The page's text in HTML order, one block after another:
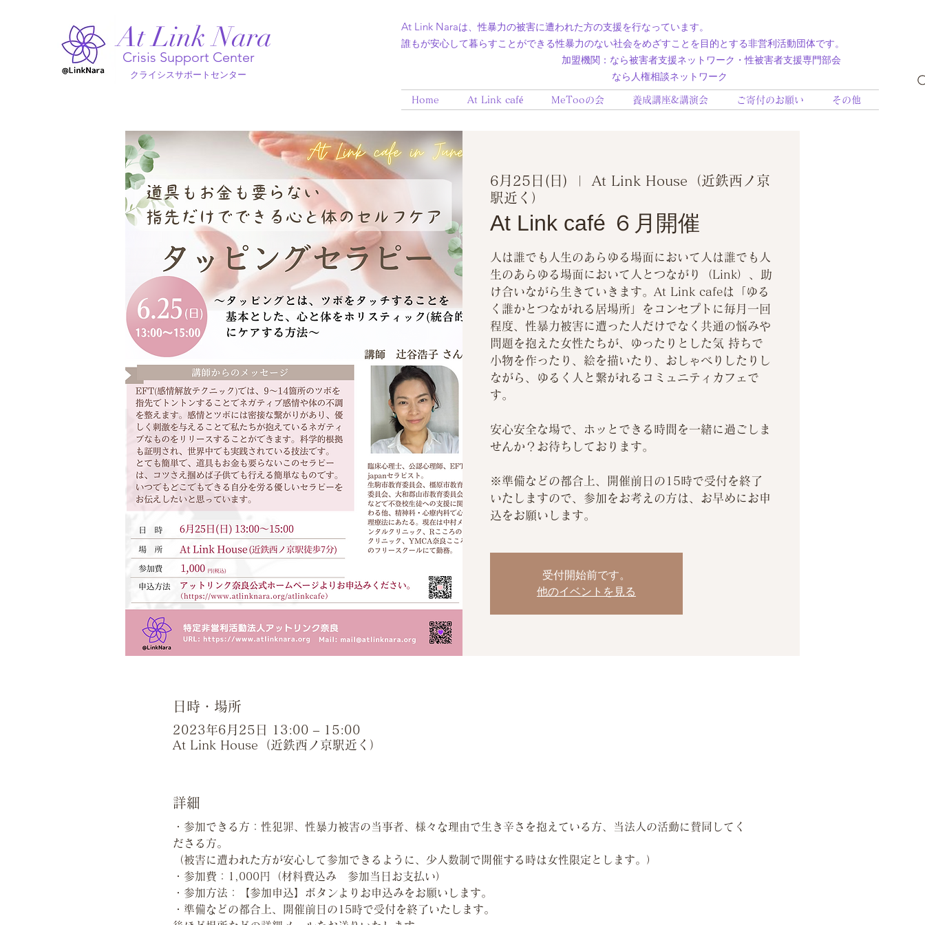
At Link Nara
Crisis Support Center
クライシスサポートセンター
At Link Naraは、性暴力の被害に遭われた方の支援を行なっています。
誰もが安心して暮らすことができる性暴力のない社会をめざすことを目的とする非営利活動団体です。
加盟機関：​なら被害者支援ネットワーク・性被害者支援専門部会
なら人権相談ネットワーク
Home At Link café MeTooの会 養成講座&講演会 ご寄付のお願い その他
6月25日(日)
At Link House（近鉄西ノ京
駅近く）
At Link café ６月開催
人は誰でも人生のあらゆる場面において人は誰でも人
生のあらゆる場面において人とつながり（Link）、助
け合いながら生きていきます。At Link cafeは「ゆる
く誰かとつながれる居場所」をコンセプトに毎月一回
程度、性暴力被害に遭った人だけでなく共通の悩みや
問題を抱えた女性たちが、ゆったりとした気 持ちで
小物を作ったり、絵を描いたり、おしゃべりしたりし
ながら、ゆるく人と繋がれるコミュニティカフェで
す。
安心安全な場で、ホッとできる時間を一緒に過ごしま
せんか？お待ちしております。
※準備などの都合上、開催前日の15時で受付を終了
いたしますので、参加をお考えの方は、お早めにお申
込をお願いします。
受付開始前です。
他のイベントを見る
日時・場所
2023年6月25日 13:00 – 15:00
At Link House（近鉄西ノ京駅近く）
詳細
・参加できる方：性犯罪、性暴力被害の当事者、様々な理由で生き辛さを抱えている方、当法人の活動に賛同してく
ださる方。
（被害に遭われた方が安心して参加できるように、少人数制で開催する時は女性限定とします。）
・参加費：1,000円（材料費込み　参加当日お支払い）
・参加方法：【参加申込】ボタンよりお申込みをお願いします。
・準備などの都合上、開催前日の15時で受付を終了いたします。